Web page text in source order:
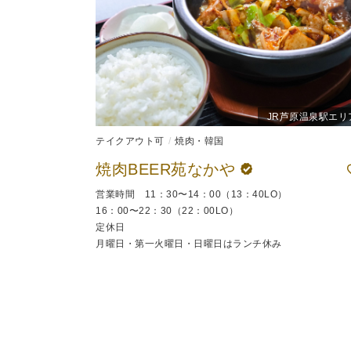
JR芦原温泉駅エリ
テイクアウト可 焼肉・韓国
焼肉BEER苑なかや
営業時間 11：30〜14：00（13：40LO）
16：00〜22：30（22：00LO）
定休日
月曜日・第一火曜日・日曜日はランチ休み